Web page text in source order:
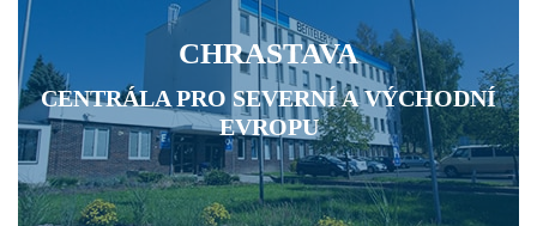
CHRASTAVA
CENTRÁLA PRO SEVERNÍ A VÝCHODNÍ
EVROPU